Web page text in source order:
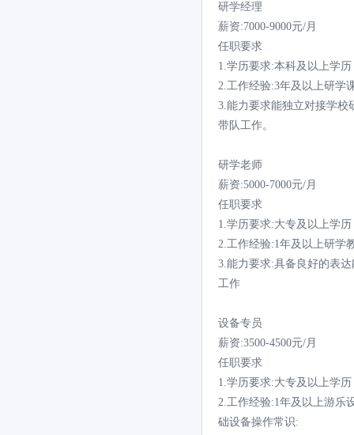
研学经理
薪资:7000-9000元/月
任职要求
1.学历要求:本科及以上学
2.工作经验:3年及以上研学
3.能力要求能独立对接学校
带队工作。
研学老师
薪资:5000-7000元/月
任职要求
1.学历要求:大专及以上学
2.工作经验:1年及以上研学
3.能力要求:具备良好的表
工作
设备专员
薪资:3500-4500元/月
任职要求
1.学历要求:大专及以上学
2.工作经验:1年及以上游乐
础设备操作常识: